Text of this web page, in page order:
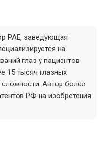
РАЕ, заведующая
на
глаз у пациентов
15 тысяч глазных
сложности. Автор более
РФ на изобретения